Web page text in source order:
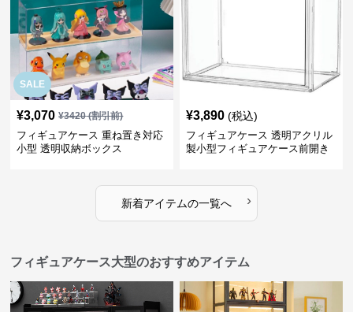
SALE
¥3,070 ¥3420(割引前)
フィギュアケース 重ね置き対応
小型 透明収納ボックス
¥3,890 (税込)
フィギュアケース 透明アクリル
製小型フィギュアケース前開き
新着アイテムの一覧へ ›
フィギュアケース大型のおすすめアイテム